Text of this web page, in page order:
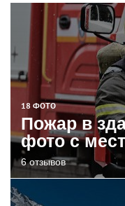
18 ФОТО
Пожар в
фото с
6 отзывов